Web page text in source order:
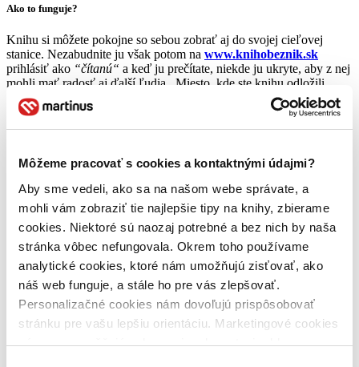
Môžeme pracovať s cookies a kontaktnými údajmi?
Aby sme vedeli, ako sa na našom webe správate, a
mohli vám zobraziť tie najlepšie tipy na knihy, zbierame
cookies. Niektoré sú naozaj potrebné a bez nich by naša
stránka vôbec nefungovala. Okrem toho používame
analytické cookies, ktoré nám umožňujú zisťovať, ako
náš web funguje, a stále ho pre vás zlepšovať.
Personalizačné cookies nám dovoľujú prispôsobovať
stránku pre vašu lepšiu orientáciu. Marketingové cookies
nám zas umožňujú zobrazenie relevantnej reklamy.
Ako to funguje?
Knihu si môžete pokojne so sebou zobrať aj do svojej cieľovej
stanice. Nezabudnite ju však potom na www.knihobeznik.sk
prihlásiť ako “čítanú“ a keď ju prečítate, niekde ju ukryte, aby z nej
mohli mať radosť aj ďalší ľudia. Miesto, kde ste knihu odložili,
potom presne popíšte na stránke! Samozrejme môžete pridávať aj
vlastné knihy, ako to už pre radosť robia tisíce Slovákov.Prineste
knihy aj do IC Martinus.ska rozširujte vlakovú knižnicu. Takto
autor, ale aj vy! 🙂
To ale nie je zďaleka všetko…
Káva so spisovateľom vo vlaku? Stretneme sa v reštauračnom vozni
V mesiaci knihy vám predstavíme tvorbuštyroch slovenských
autorov . Po jednotlivých zastávkach v IC Martinus.sk aj v IC
Kriváň si vo vybrané dni vždy v piatok počas marca budete môcť
vypočuť úryvky z ich kníh.
A pozor – keď budete pozorne počúvať vlakové hlásenia, s autorom
či autorkou sa môžete dokoncastretnúť aj osobnea získať
napríklad ich autogram v reštauračnom voznina vybraných